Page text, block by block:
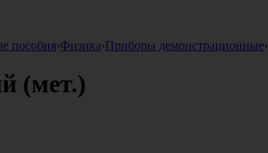
пособия›Физика›Приборы демонстрационные›
(мет.)